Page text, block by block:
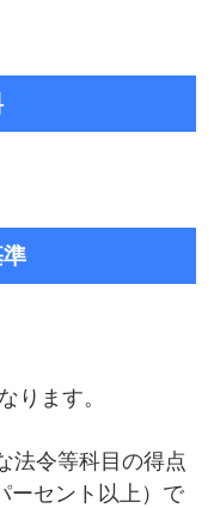
ります。
法令等科目の得点
ーセント以上）で